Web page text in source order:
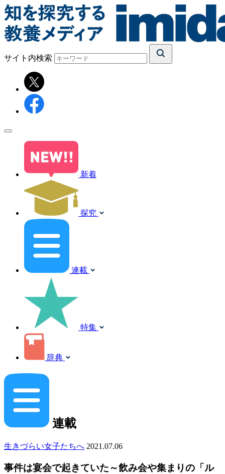
サイト内検索
新着
探究
連載
特集
辞典
連載
生きづらい女子たちへ 2021.07.06
事件は宴会で起きていた～飲み会や集まりの「ル